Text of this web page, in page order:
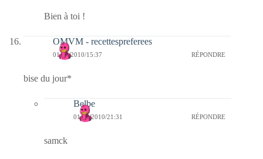
Bien à toi !
OMVM - recettespreferees
01/12/2010/15:37 RÉPONDRE
bise du jour*
Belbe
01/12/2010/21:31 RÉPONDRE
samck